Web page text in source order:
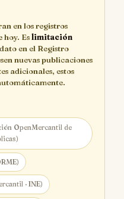
en los registros
hoy. Eslimitación
en el Registro
nuevas publicaciones
adicionales, estos
OpenMercantil de
· INE)